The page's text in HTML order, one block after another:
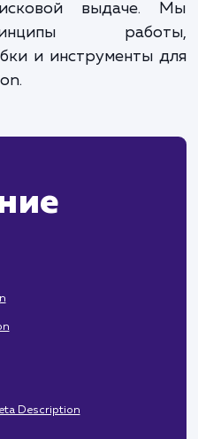
узнаете, как
Meta
и улучшения
и инструменты